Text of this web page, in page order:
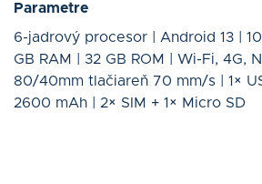
Parametre
6-jadrový procesor | Android 13 |
GB RAM | 32 GB ROM | Wi-Fi, 4G,
80/40mm tlačiareň 70 mm/s | 1×
2600 mAh | 2× SIM + 1× Micro SD